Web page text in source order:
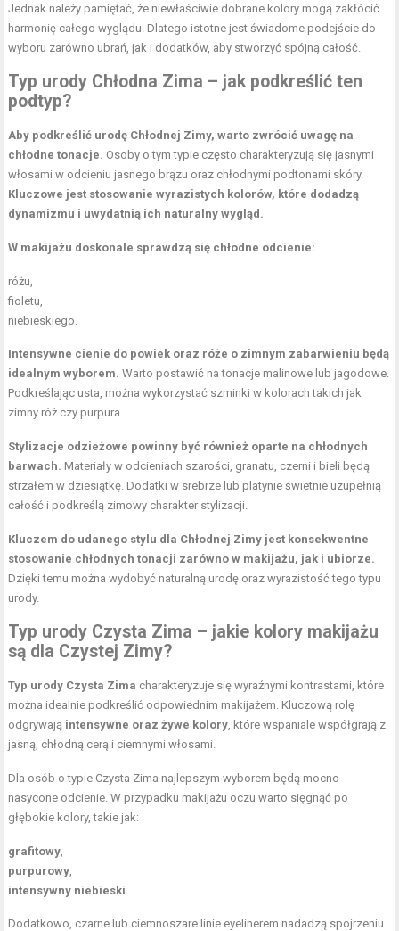
Jednak należy pamiętać, że niewłaściwie dobrane kolory mogą zakłócić
harmonię całego wyglądu. Dlatego istotne jest świadome podejście do
wyboru zarówno ubrań, jak i dodatków, aby stworzyć spójną całość.
Typ urody Chłodna Zima – jak podkreślić ten
podtyp?
Aby podkreślić urodę Chłodnej Zimy, warto zwrócić uwagę na
chłodne tonacje. Osoby o tym typie często charakteryzują się jasnymi
włosami w odcieniu jasnego brązu oraz chłodnymi podtonami skóry.
Kluczowe jest stosowanie wyrazistych kolorów, które dodadzą
dynamizmu i uwydatnią ich naturalny wygląd.
W makijażu doskonale sprawdzą się chłodne odcienie:
różu,
fioletu,
niebieskiego.
Intensywne cienie do powiek oraz róże o zimnym zabarwieniu będą
idealnym wyborem. Warto postawić na tonacje malinowe lub jagodowe.
Podkreślając usta, można wykorzystać szminki w kolorach takich jak
zimny róż czy purpura.
Stylizacje odzieżowe powinny być również oparte na chłodnych
barwach. Materiały w odcieniach szarości, granatu, czerni i bieli będą
strzałem w dziesiątkę. Dodatki w srebrze lub platynie świetnie uzupełnią
całość i podkreślą zimowy charakter stylizacji.
Kluczem do udanego stylu dla Chłodnej Zimy jest konsekwentne
stosowanie chłodnych tonacji zarówno w makijażu, jak i ubiorze.
Dzięki temu można wydobyć naturalną urodę oraz wyrazistość tego typu
urody.
Typ urody Czysta Zima – jakie kolory makijażu
są dla Czystej Zimy?
Typ urody Czysta Zima charakteryzuje się wyraźnymi kontrastami, które
można idealnie podkreślić odpowiednim makijażem. Kluczową rolę
odgrywają intensywne oraz żywe kolory , które wspaniale współgrają z
jasną, chłodną cerą i ciemnymi włosami.
Dla osób o typie Czysta Zima najlepszym wyborem będą mocno
nasycone odcienie. W przypadku makijażu oczu warto sięgnąć po
głębokie kolory, takie jak:
grafitowy
purpurowy
intensywny niebieski
Dodatkowo, czarne lub ciemnoszare linie eyelinerem nadadzą spojrzeniu